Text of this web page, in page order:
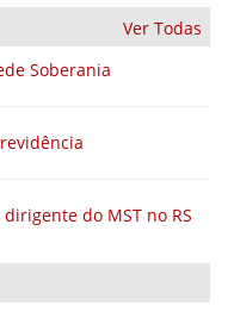
Ver Todas
Soberania
do MST no RS